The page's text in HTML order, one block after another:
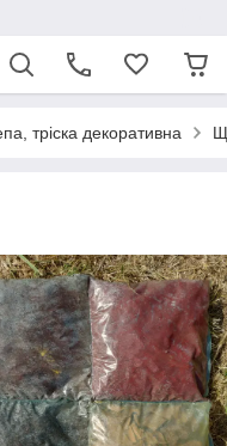
тріска декоративна